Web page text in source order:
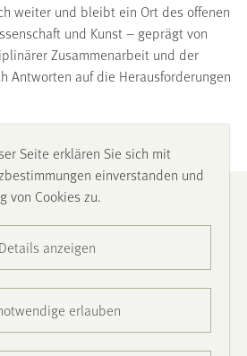
weiter und bleibt ein Ort des offenen
und Kunst – geprägt von
Zusammenarbeit und der
Antworten auf die Herausforderungen
Seite erklären Sie sich mit
einverstanden und
von Cookies zu.
Details anzeigen
erlauben